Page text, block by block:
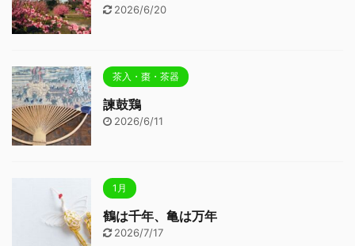
2026/6/20
茶入・棗・茶器
諫鼓鶏
2026/6/11
1月
鶴は千年、亀は万年
2026/7/17